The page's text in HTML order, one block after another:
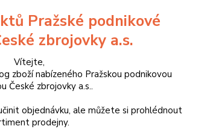
Rýhovaná
mířenou
doporučujeme ji
změřit za
za pomoci
Pražské podnikové
zbrojovky a.s.
Vítejte,
zboží nabízeného Pražskou podnikovou
České zbrojovky a.s..
objednávku, ale můžete si prohlédnout
prodejny.